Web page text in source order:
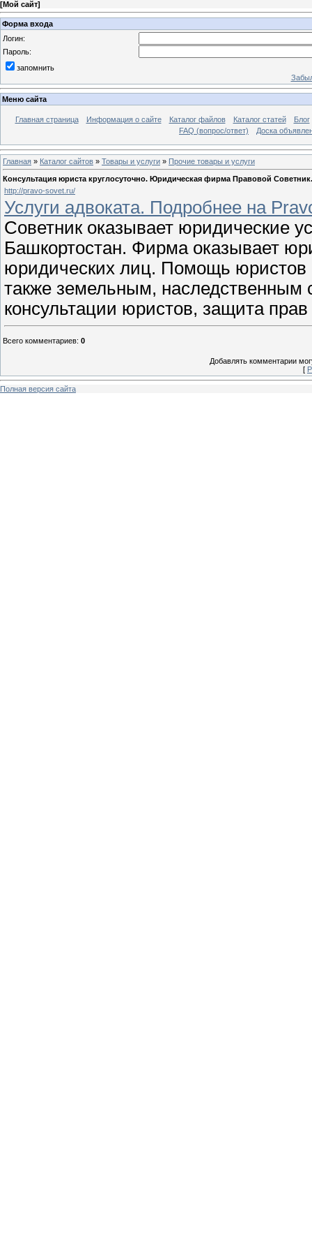
[Мой сайт]
Форма входа
Логин:
Пароль:
запомнить
Меню сайта
Главная страница Информация о сайте Каталог файлов Каталог статей
Блог
FAQ (вопрос/ответ)
Доска
Главная » Каталог сайтов » Товары и услуги » Прочие товары и услуги
Консультация юриста круглосуточно. Юридическая фирма Правовой Советник.
http://pravo-sovet.ru/
Услуги адвоката. Подробнее на
Советник оказывает юридические
Башкортостан. Фирма оказывает
юридических лиц. Помощь юристов
также земельным, наследственным
консультации юристов, защита
Всего комментариев: 0
Добавлять комментарии
[
Полная версия сайта